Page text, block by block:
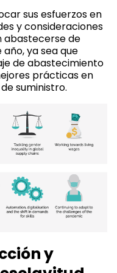
sus esfuerzos en
y consideraciones
abastecerse de
ya sea que
de abastecimiento
prácticas en
suministro.
y